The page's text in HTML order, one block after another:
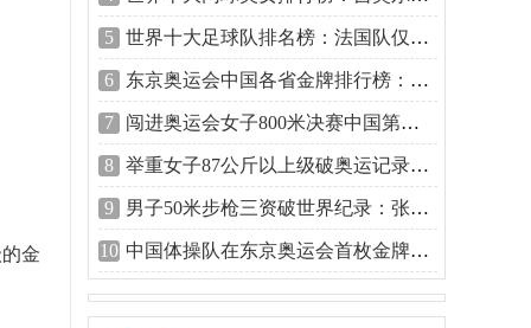
金
5 世界十大足球队排名榜：法国队仅居第二
6 东京奥运会中国各省金牌排行榜：浙江山
7 闯进奥运会女子800米决赛中国第一人，王
8 举重女子87公斤以上级破奥运记录：李雯
9 男子50米步枪三资破世界纪录：张常鸿获
10 中国体操队在东京奥运会首枚金牌：刘洋